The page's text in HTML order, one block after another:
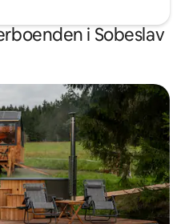
i Sobeslav